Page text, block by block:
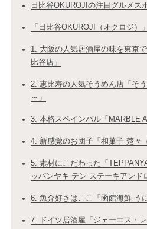
日比谷OKUROJIの注目グルメス
「日比谷OKUROJI（オクロジ）
1. 大阪の人気居酒屋の味を東京
比谷店」
2. 恵比寿の人気そうめん店「そ
～」
3. 本格スペインバル「MARBLE
4. 新感覚のお団子「和菓子 楚々
5. 素材にこだわった「
ッパンヤキ テン ステーキアンド
6. 魚介好きはここ「函館海鮮 う
7. ドイツ居酒屋「ジェーエス・レ